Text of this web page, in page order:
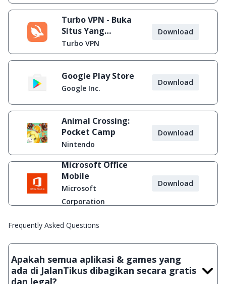
Turbo VPN - Buka
Situs Yang
Diblokir
Turbo VPN
Download
Google Play Store
Google Inc.
Download
Animal Crossing:
Pocket Camp
Nintendo
Download
Microsoft Office
Mobile
Microsoft
Corporation
Download
Frequently Asked Questions
Apakah semua aplikasi & games yang
ada di JalanTikus dibagikan secara gratis
dan legal?